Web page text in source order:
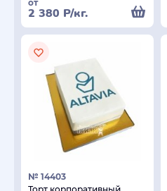
от
2 380 Р/кг.
№ 14403